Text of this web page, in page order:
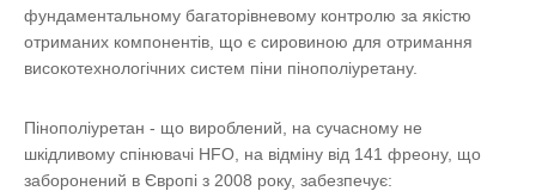
фундаментальному багаторівневому контролю за якістю
отриманих компонентів, що є сировиною для отримання
високотехнологічних систем піни пінополіуретану.
Пінополіуретан - що вироблений, на сучасному не
шкідливому спінювачі HFO, на відміну від 141 фреону, що
заборонений в Європі з 2008 року, забезпечує: